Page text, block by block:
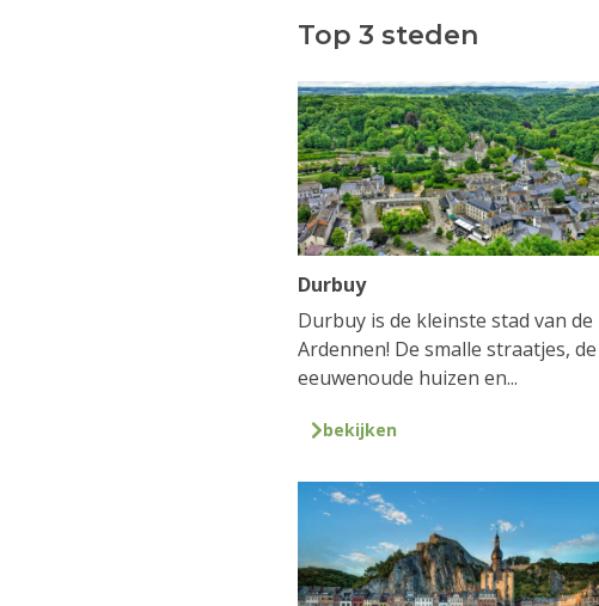
Top 3 steden
Durbuy
Durbuy is de kleinste stad van de
Ardennen! De smalle straatjes, de
eeuwenoude huizen en...
bekijken